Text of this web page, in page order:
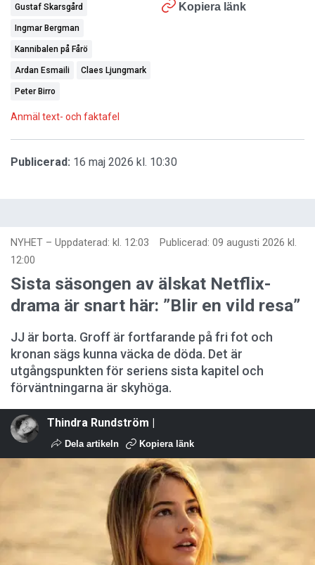
Kopiera länk
Gustaf Skarsgård
Ingmar Bergman
Kannibalen på Fårö
Ardan Esmaili Claes Ljungmark
Peter Birro
Anmäl text- och faktafel
Publicerad: 16 maj 2026 kl. 10:30
NYHET – Uppdaterad: kl. 12:03 Publicerad: 09 augusti 2026 kl.
12:00
Sista säsongen av älskat Netflix-
drama är snart här: ”Blir en vild resa”
JJ är borta. Groff är fortfarande på fri fot och
kronan sägs kunna väcka de döda. Det är
utgångspunkten för seriens sista kapitel och
förväntningarna är skyhöga.
Thindra Rundström |
Dela artikeln Kopiera länk